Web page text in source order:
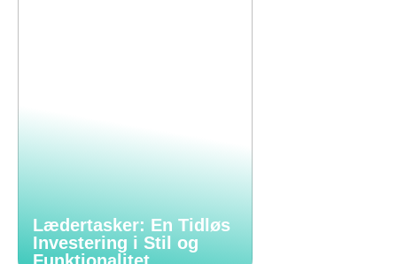
Lædertasker: En Tidløs
Investering i Stil og
Funktionalitet